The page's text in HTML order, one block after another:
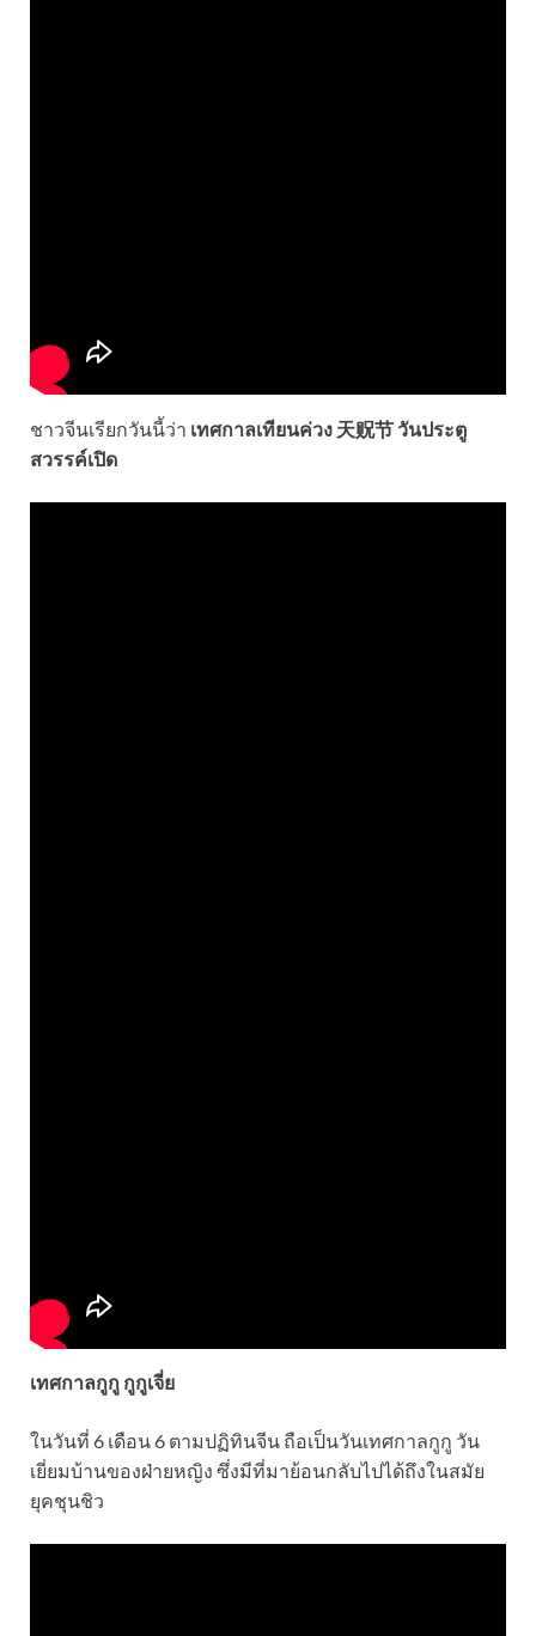
ชาวจีนเรียกวันนี้ว่า เทศกาลเทียนค่วง 天贶节 วันประตู
สวรรค์เปิด
เทศกาลกูกู กูกูเจี่ย
ในวันที่ 6 เดือน 6 ตามปฏิทินจีน ถือเป็นวันเทศกาลกูกู วัน
เยี่ยมบ้านของฝ่ายหญิง ซึ่งมีที่มาย้อนกลับไปได้ถึงในสมัย
ยุคชุนชิว